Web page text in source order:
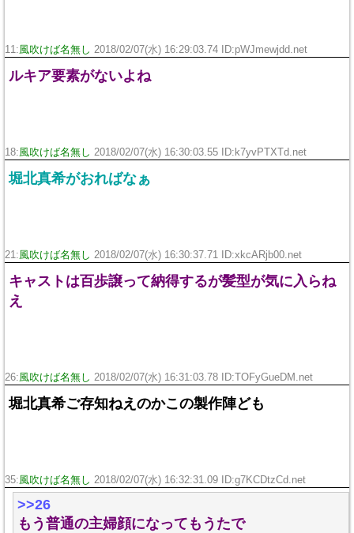
11:風吹けば名無し 2018/02/07(水) 16:29:03.74 ID:pWJmewjdd.net
ルキア要素がないよね
18:風吹けば名無し 2018/02/07(水) 16:30:03.55 ID: k7yvPTXTd.net
堀北真希がおればなぁ
21:風吹けば名無し 2018/02/07(水) 16:30:37.71 ID:xkcARjb00.net
キャストは百歩譲って納得するが髪型が気に入らね
え
26:風吹けば名無し 2018/02/07(水) 16:31:03.78 ID: TOFyGueDM.net
堀北真希ご存知ねえのかこの製作陣ども
35:風吹けば名無し 2018/02/07(水) 16:32:31.09 ID:g7KCDtzCd.net
>>26
もう普通の主婦顔になってもうたで